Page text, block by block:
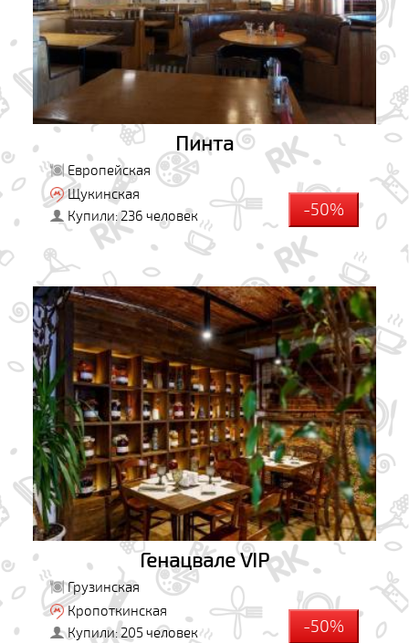
Пинта
Европейская
Щукинская
Купили: 236 человек
-50%
Генацвале VIP
Грузинская
Кропоткинская
Купили: 205 человек
-50%